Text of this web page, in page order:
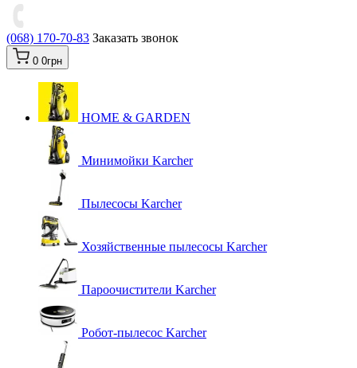
(068) 170-70-83 Заказать звонок
0 0грн
HOME & GARDEN
Минимойки Karcher
Пылесосы Karcher
Хозяйственные пылесосы Karcher
Пароочистители Karcher
Робот-пылесос Karcher